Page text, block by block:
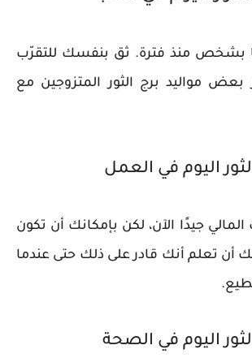
بشخص منذ فترة. ثق بنفسك للتقرّب
مواليد برج الثور المتزوجين مع
اليوم في العمل
جيدًا الآن، لكن بإمكانك أن تكون
أن تعلم أنك قادر على ذلك حتى عندما
اليوم في الصحة